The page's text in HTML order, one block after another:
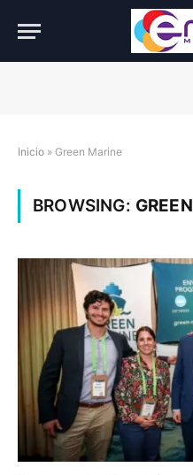
Inicio » Green Marine
BROWSING: